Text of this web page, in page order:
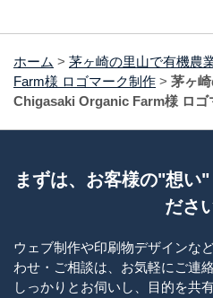
ホーム > 茅ヶ崎の里山で有機農
Farm様 ロゴマーク制作 > 茅ヶ
Chigasaki Organic Farm様 ロゴ
まずは、お客様の"想い
ださ
ウェブ制作や印刷物デザインな
わせ・ご相談は、お気軽にご連
しっかりとお伺いし、目的を共